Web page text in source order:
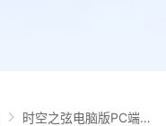
时空之弦电脑版PC端